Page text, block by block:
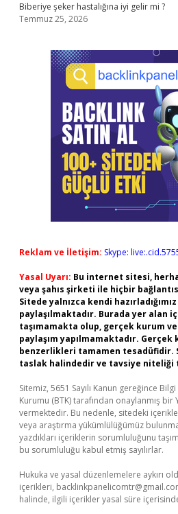
Biberiye şeker hastalığına iyi gelir mi ?
Temmuz 25, 2026
Reklam ve İletişim: Skype:
Yasal Uyarı: Bu internet sitesi,
veya şahıs şirketi ile hiçbir
Sitede yalnızca kendi
paylaşılmaktadır. Burada yer alan
taşımamakta olup, gerçek kurum
paylaşım yapılmamaktadır.
benzerlikleri tamamen tesadüfidir.
taslak halindedir ve tavsiye niteliği
Sitemiz, 5651 Sayılı Kanun gereğince
Kurumu (BTK) tarafından onaylanmış bir
vermektedir. Bu nedenle, sitedeki
veya araştırma yükümlülüğümüz
yazdıkları içeriklerin sorumluluğunu
bu sorumluluğu kabul etmiş sayılırlar.
Hukuka ve yasal düzenlemelere aykırı
içerikleri,
halinde, ilgili içerikler yasal süre